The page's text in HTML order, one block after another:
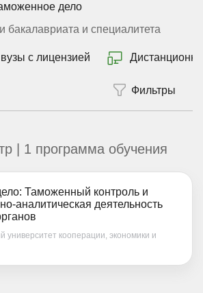
дело
бакалавриата и специалитета
с лицензией Дистанционно
| 1 программа обучения
Таможенный контроль и
аналитическая деятельность
университет кооперации, экономики и